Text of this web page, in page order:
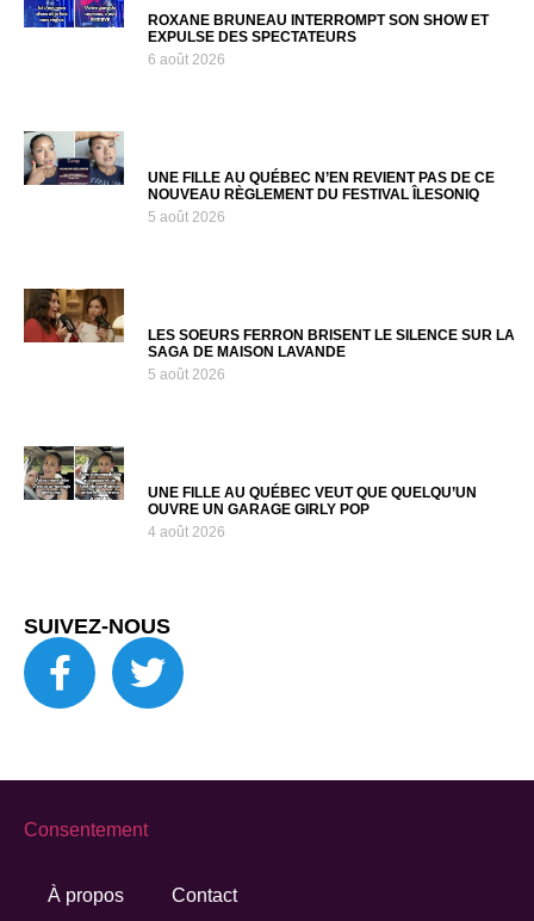
ROXANE BRUNEAU INTERROMPT SON SHOW ET
EXPULSE DES SPECTATEURS
6 août 2026
UNE FILLE AU QUÉBEC N’EN REVIENT PAS DE CE
NOUVEAU RÈGLEMENT DU FESTIVAL ÎLESONIQ
5 août 2026
LES SOEURS FERRON BRISENT LE SILENCE SUR LA
SAGA DE MAISON LAVANDE
5 août 2026
UNE FILLE AU QUÉBEC VEUT QUE QUELQU’UN
OUVRE UN GARAGE GIRLY POP
4 août 2026
SUIVEZ-NOUS
À propos Contact
Consentement